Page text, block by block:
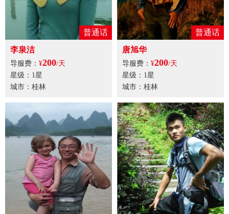
普通话
李泉洁
导服费： ¥200/天
星级：1星
城市：桂林
普通话
唐旭华
导服费： ¥200/天
星级：1星
城市：桂林